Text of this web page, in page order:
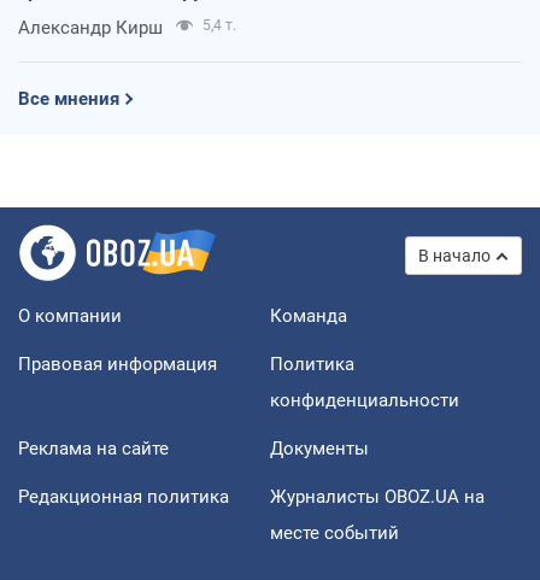
Александр Кирш 5,4 т.
Все мнения
В начало
О компании Команда
Правовая информация
Политика
конфиденциальности
Реклама на сайте Документы
Редакционная политика
Журналисты OBOZ.UA на
месте событий